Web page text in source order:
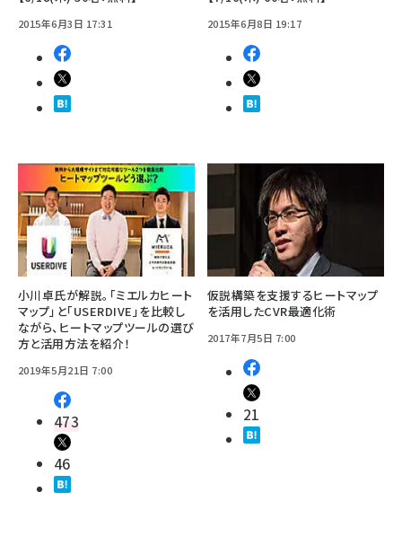
2015年6月3日 17:31 2015年6月8日 19:17
小川卓氏が解説。「ミエルカヒート
マップ」と「USERDIVE」を比較し
ながら、ヒートマップツールの選び
方と活用方法を紹介！
2019年5月21日 7:00
473
46
仮説構築を支援するヒートマップ
を活用したCVR最適化術
2017年7月5日 7:00
21